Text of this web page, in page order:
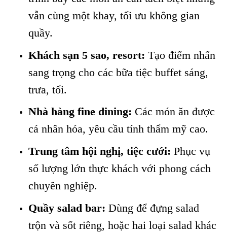
vẫn cùng một khay, tối ưu không gian
quầy.
Khách sạn 5 sao, resort: Tạo điểm nhấn
sang trọng cho các bữa tiệc buffet sáng,
trưa, tối.
Nhà hàng fine dining: Các món ăn được
cá nhân hóa, yêu cầu tính thẩm mỹ cao.
Trung tâm hội nghị, tiệc cưới: Phục vụ
số lượng lớn thực khách với phong cách
chuyên nghiệp.
Quầy salad bar: Dùng để đựng salad
trộn và sốt riêng, hoặc hai loại salad khác